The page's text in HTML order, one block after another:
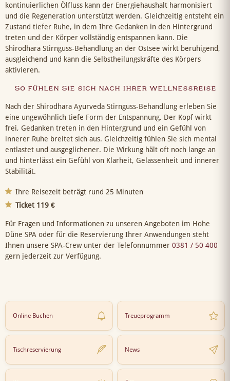
kontinuierlichen Ölfluss kann der Energiehaushalt harmonisiert
und die Regeneration unterstützt werden. Gleichzeitig entsteht ein
Zustand tiefer Ruhe, in dem Ihre Gedanken in den Hintergrund
treten und der Körper vollständig entspannen kann. Die
Shirodhara Stirnguss-Behandlung an der Ostsee wirkt beruhigend,
ausgleichend und kann die Selbstheilungskräfte des Körpers
aktivieren.
So fühlen Sie sich nach Ihrer Wellnessreise
Nach der Shirodhara Ayurveda Stirnguss-Behandlung erleben Sie
eine ungewöhnlich tiefe Form der Entspannung. Der Kopf wirkt
frei, Gedanken treten in den Hintergrund und ein Gefühl von
innerer Ruhe breitet sich aus. Gleichzeitig fühlen Sie sich mental
entlastet und ausgeglichener. Die Wirkung hält oft noch lange an
und hinterlässt ein Gefühl von Klarheit, Gelassenheit und innerer
Stabilität.
Ihre Reisezeit beträgt rund 25 Minuten
Ticket 119 €
Für Fragen und Informationen zu unseren Angeboten im Hohe
Düne SPA oder für die Reservierung Ihrer Anwendungen steht
Ihnen unsere SPA-Crew unter der Telefonnummer 0381 / 50 400
gern jederzeit zur Verfügung.
Online Buchen Treueprogramm
Tischreservierung News